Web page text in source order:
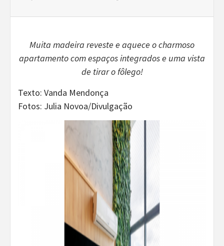
Muita madeira reveste e aquece o charmoso
apartamento com espaços integrados e uma vista
de tirar o fôlego!
Texto: Vanda Mendonça
Fotos: Julia Novoa/Divulgação